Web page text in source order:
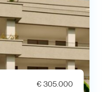
€ 305.000